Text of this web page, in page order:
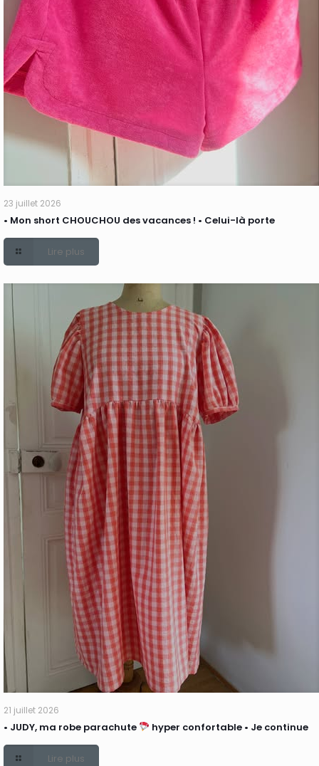
23 juillet 2026
• Mon short CHOUCHOU des vacances ! • Celui-là porte
Lire plus
21 juillet 2026
• JUDY, ma robe parachute hyper confortable • Je continue
Lire plus